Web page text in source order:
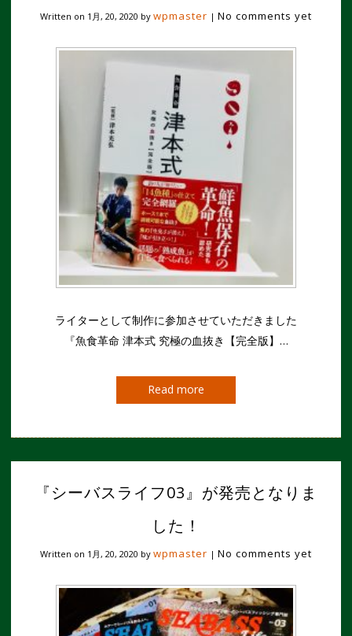
Written on 1月, 20, 2020 by wpmaster | No comments yet
ライターとして制作に参加させていただきました
『魚食革命 津本式 究極の血抜き【完全版】…
Read more
『シーバスライフ03』が発売となりま
した！
Written on 1月, 20, 2020 by wpmaster | No comments yet